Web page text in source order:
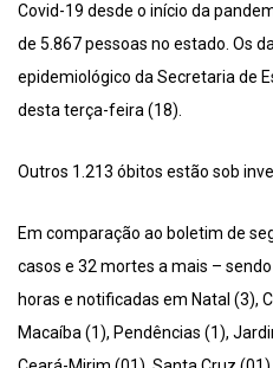
Covid-19 desde o início da
de 5.867 pessoas no estado. Os
epidemiológico da Secretaria de
desta terça-feira (18).
Outros 1.213 óbitos estão sob
Em comparação ao boletim de
casos e 32 mortes a mais –
horas e notificadas em Natal (3),
Macaíba (1), Pendências (1),